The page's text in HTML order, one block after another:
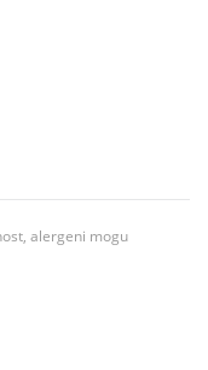
alergeni mogu